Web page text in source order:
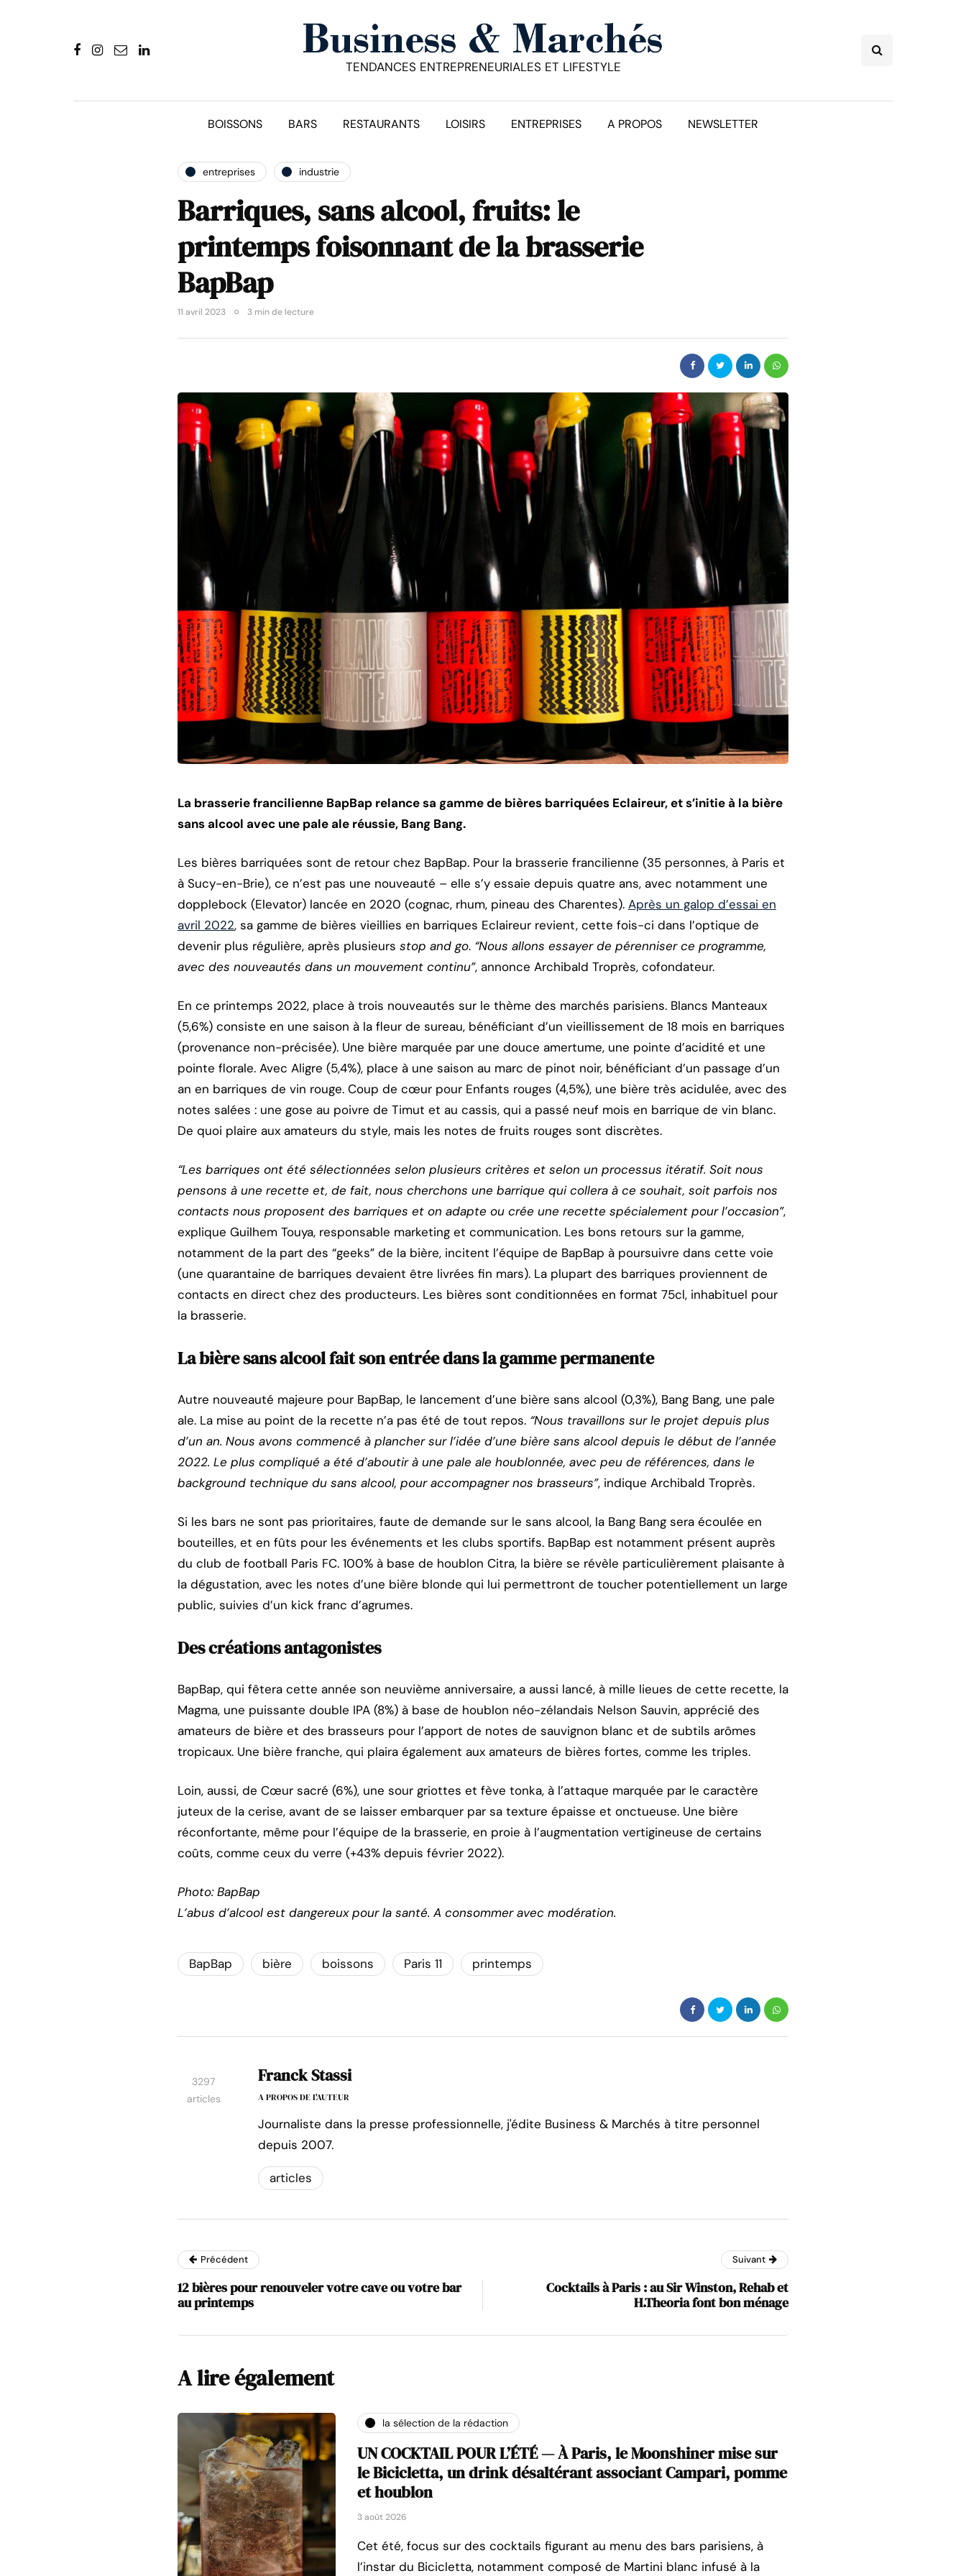
TENDANCES ENTREPRENEURIALES ET LIFESTYLE
BOISSONS BARS RESTAURANTS LOISIRS ENTREPRISES A PROPOS NEWSLETTER
entreprises industrie
Barriques, sans alcool, fruits: le
printemps foisonnant de la brasserie
BapBap
11 avril 2023 3 min de lecture
La brasserie francilienne BapBap relance sa gamme de bières barriquées Eclaireur, et s’initie à la bière
sans alcool avec une pale ale réussie, Bang Bang.
Les bières barriquées sont de retour chez BapBap. Pour la brasserie francilienne (35 personnes, à Paris et
à Sucy-en-Brie), ce n’est pas une nouveauté – elle s’y essaie depuis quatre ans, avec notamment une
dopplebock (Elevator) lancée en 2020 (cognac, rhum, pineau des Charentes). Après un galop d’essai en
avril 2022, sa gamme de bières vieillies en barriques Eclaireur revient, cette fois-ci dans l’optique de
devenir plus régulière, après plusieurs stop and go. “Nous allons essayer de pérenniser ce programme,
avec des nouveautés dans un mouvement continu”, annonce Archibald Troprès, cofondateur.
En ce printemps 2022, place à trois nouveautés sur le thème des marchés parisiens. Blancs Manteaux
(5,6%) consiste en une saison à la fleur de sureau, bénéficiant d’un vieillissement de 18 mois en barriques
(provenance non-précisée). Une bière marquée par une douce amertume, une pointe d’acidité et une
pointe florale. Avec Aligre (5,4%), place à une saison au marc de pinot noir, bénéficiant d’un passage d’un
an en barriques de vin rouge. Coup de cœur pour Enfants rouges (4,5%), une bière très acidulée, avec des
notes salées : une gose au poivre de Timut et au cassis, qui a passé neuf mois en barrique de vin blanc.
De quoi plaire aux amateurs du style, mais les notes de fruits rouges sont discrètes.
“Les barriques ont été sélectionnées selon plusieurs critères et selon un processus itératif. Soit nous
pensons à une recette et, de fait, nous cherchons une barrique qui collera à ce souhait, soit parfois nos
contacts nous proposent des barriques et on adapte ou crée une recette spécialement pour l’occasion”,
explique Guilhem Touya, responsable marketing et communication. Les bons retours sur la gamme,
notamment de la part des “geeks” de la bière, incitent l’équipe de BapBap à poursuivre dans cette voie
(une quarantaine de barriques devaient être livrées fin mars). La plupart des barriques proviennent de
contacts en direct chez des producteurs. Les bières sont conditionnées en format 75cl, inhabituel pour
la brasserie.
La bière sans alcool fait son entrée dans la gamme permanente
Autre nouveauté majeure pour BapBap, le lancement d’une bière sans alcool (0,3%), Bang Bang, une pale
ale. La mise au point de la recette n’a pas été de tout repos. “Nous travaillons sur le projet depuis plus
d’un an. Nous avons commencé à plancher sur l’idée d’une bière sans alcool depuis le début de l’année
2022. Le plus compliqué a été d’aboutir à une pale ale houblonnée, avec peu de références, dans le
background technique du sans alcool, pour accompagner nos brasseurs”, indique Archibald Troprès.
Si les bars ne sont pas prioritaires, faute de demande sur le sans alcool, la Bang Bang sera écoulée en
bouteilles, et en fûts pour les événements et les clubs sportifs. BapBap est notamment présent auprès
du club de football Paris FC. 100% à base de houblon Citra, la bière se révèle particulièrement plaisante à
la dégustation, avec les notes d’une bière blonde qui lui permettront de toucher potentiellement un large
public, suivies d’un kick franc d’agrumes.
Des créations antagonistes
BapBap, qui fêtera cette année son neuvième anniversaire, a aussi lancé, à mille lieues de cette recette, la
Magma, une puissante double IPA (8%) à base de houblon néo-zélandais Nelson Sauvin, apprécié des
amateurs de bière et des brasseurs pour l’apport de notes de sauvignon blanc et de subtils arômes
tropicaux. Une bière franche, qui plaira également aux amateurs de bières fortes, comme les triples.
Loin, aussi, de Cœur sacré (6%), une sour griottes et fève tonka, à l’attaque marquée par le caractère
juteux de la cerise, avant de se laisser embarquer par sa texture épaisse et onctueuse. Une bière
réconfortante, même pour l’équipe de la brasserie, en proie à l’augmentation vertigineuse de certains
coûts, comme ceux du verre (+43% depuis février 2022).
Photo: BapBap
L’abus d’alcool est dangereux pour la santé. A consommer avec modération.
BapBap bière boissons Paris 11 printemps
3297
articles
Franck Stassi
A PROPOS DE L'AUTEUR
Journaliste dans la presse professionnelle, j'édite Business & Marchés à titre personnel
depuis 2007.
articles
Précédent
12 bières pour renouveler votre cave ou votre bar
au printemps
Suivant
Cocktails à Paris : au Sir Winston, Rehab et
H.Theoria font bon ménage
A lire également
la sélection de la rédaction
UN COCKTAIL POUR L’ÉTÉ — À Paris, le Moonshiner mise sur
le Bicicletta, un drink désaltérant associant Campari, pomme
et houblon
3 août 2026
Cet été, focus sur des cocktails figurant au menu des bars parisiens, à
l’instar du Bicicletta, notamment composé de Martini blanc infusé à la